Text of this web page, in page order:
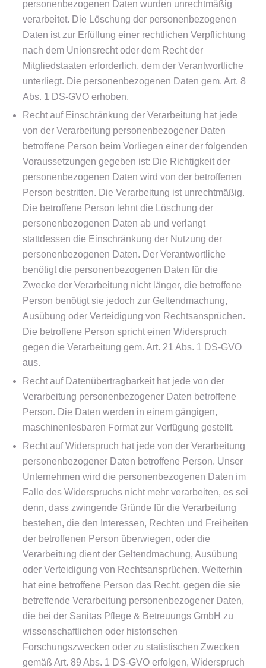
personenbezogenen Daten wurden unrechtmäßig
verarbeitet. Die Löschung der personenbezogenen
Daten ist zur Erfüllung einer rechtlichen Verpflichtung
nach dem Unionsrecht oder dem Recht der
Mitgliedstaaten erforderlich, dem der Verantwortliche
unterliegt. Die personenbezogenen Daten gem. Art. 8
Abs. 1 DS-GVO erhoben.
Recht auf Einschränkung der Verarbeitung hat jede
von der Verarbeitung personenbezogener Daten
betroffene Person beim Vorliegen einer der folgenden
Voraussetzungen gegeben ist: Die Richtigkeit der
personenbezogenen Daten wird von der betroffenen
Person bestritten. Die Verarbeitung ist unrechtmäßig.
Die betroffene Person lehnt die Löschung der
personenbezogenen Daten ab und verlangt
stattdessen die Einschränkung der Nutzung der
personenbezogenen Daten. Der Verantwortliche
benötigt die personenbezogenen Daten für die
Zwecke der Verarbeitung nicht länger, die betroffene
Person benötigt sie jedoch zur Geltendmachung,
Ausübung oder Verteidigung von Rechtsansprüchen.
Die betroffene Person spricht einen Widerspruch
gegen die Verarbeitung gem. Art. 21 Abs. 1 DS-GVO
aus.
Recht auf Datenübertragbarkeit hat jede von der
Verarbeitung personenbezogener Daten betroffene
Person. Die Daten werden in einem gängigen,
maschinenlesbaren Format zur Verfügung gestellt.
Recht auf Widerspruch hat jede von der Verarbeitung
personenbezogener Daten betroffene Person. Unser
Unternehmen wird die personenbezogenen Daten im
Falle des Widerspruchs nicht mehr verarbeiten, es sei
denn, dass zwingende Gründe für die Verarbeitung
bestehen, die den Interessen, Rechten und Freiheiten
der betroffenen Person überwiegen, oder die
Verarbeitung dient der Geltendmachung, Ausübung
oder Verteidigung von Rechtsansprüchen. Weiterhin
hat eine betroffene Person das Recht, gegen die sie
betreffende Verarbeitung personenbezogener Daten,
die bei der Sanitas Pflege & Betreuungs GmbH zu
wissenschaftlichen oder historischen
Forschungszwecken oder zu statistischen Zwecken
gemäß Art. 89 Abs. 1 DS-GVO erfolgen, Widerspruch